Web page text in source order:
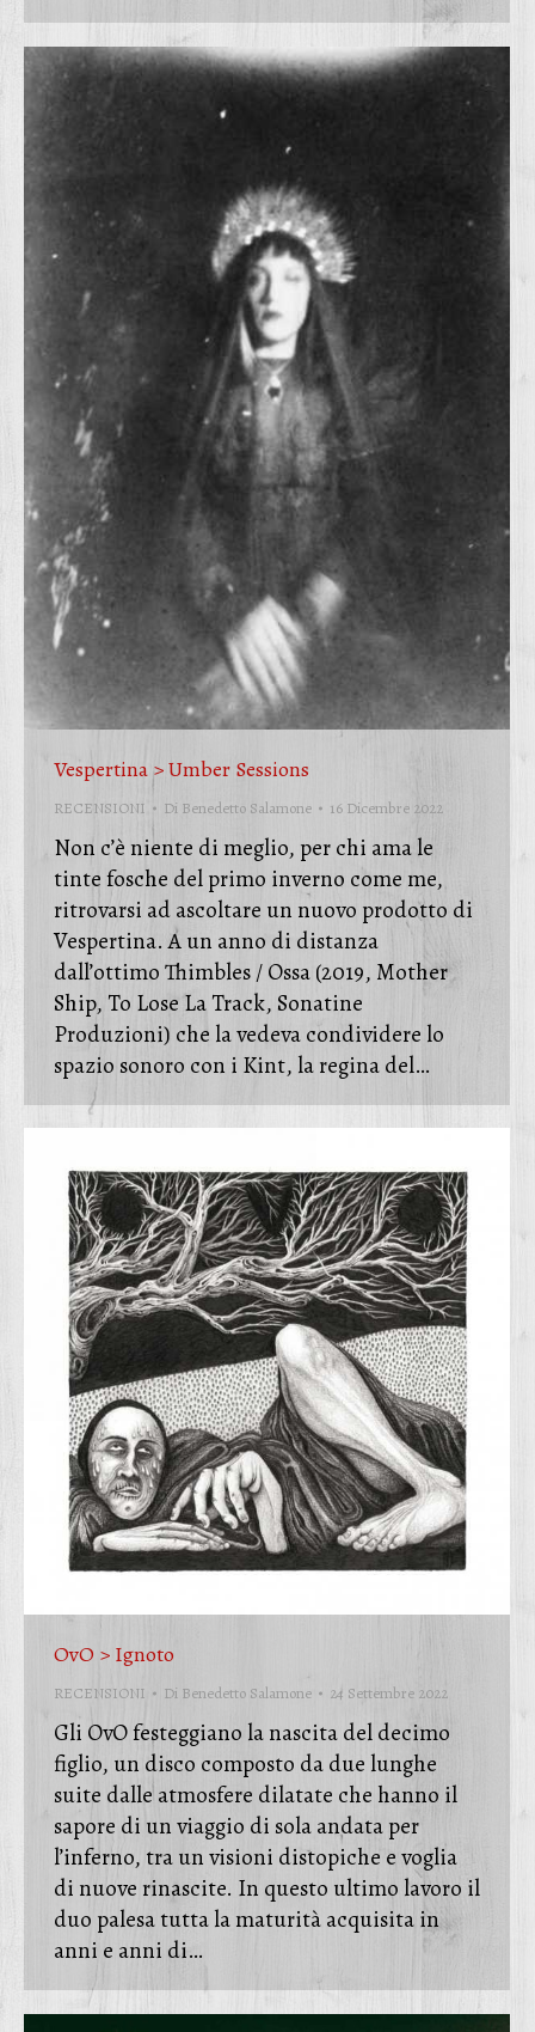
Vespertina > Umber Sessions
RECENSIONI Di Benedetto Salamone 16 Dicembre 2022
Non c’è niente di meglio, per chi ama le
tinte fosche del primo inverno come me,
ritrovarsi ad ascoltare un nuovo prodotto di
Vespertina. A un anno di distanza
dall’ottimo Thimbles / Ossa (2019, Mother
Ship, To Lose La Track, Sonatine
Produzioni) che la vedeva condividere lo
spazio sonoro con i Kint, la regina del…
OvO > Ignoto
RECENSIONI Di Benedetto Salamone 24 Settembre 2022
Gli OvO festeggiano la nascita del decimo
figlio, un disco composto da due lunghe
suite dalle atmosfere dilatate che hanno il
sapore di un viaggio di sola andata per
l’inferno, tra un visioni distopiche e voglia
di nuove rinascite. In questo ultimo lavoro il
duo palesa tutta la maturità acquisita in
anni e anni di…